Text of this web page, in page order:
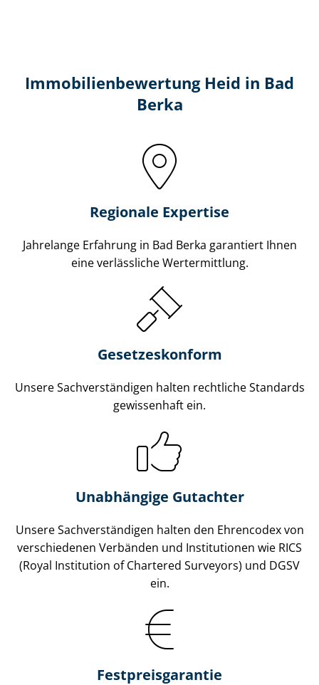
Immobilien­bewertung Heid in Bad
Berka
Regionale Expertise
Jahrelange Erfahrung in Bad Berka garantiert Ihnen
eine verlässliche Wertermittlung.
Gesetzes­konform
Unsere Sach­ver­stän­di­gen halten rechtliche Standards
gewissenhaft ein.
Unabhängige Gutachter
Unsere Sach­ver­stän­di­gen halten den Ehrencodex von
verschiedenen Verbänden und Institutionen wie RICS
(Royal Institution of Chartered Surveyors) und DGSV
ein.
Festpreis​garantie